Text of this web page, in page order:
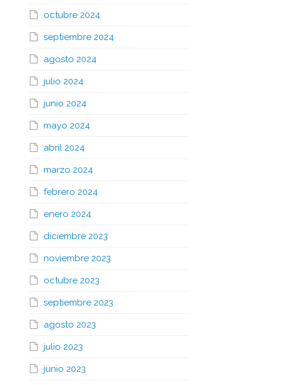
octubre 2024
septiembre 2024
agosto 2024
julio 2024
junio 2024
mayo 2024
abril 2024
marzo 2024
febrero 2024
enero 2024
diciembre 2023
noviembre 2023
octubre 2023
septiembre 2023
agosto 2023
julio 2023
junio 2023